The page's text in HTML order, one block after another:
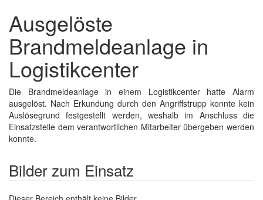
Ausgelöste
Brandmeldeanlage in
Logistikcenter
Die Brandmeldeanlage in einem Logistikcenter hatte Alarm
ausgelöst. Nach Erkundung durch den Angriffstrupp konnte kein
Auslösegrund festgestellt werden, weshalb im Anschluss die
Einsatzstelle dem verantwortlichen Mitarbeiter übergeben werden
konnte.
Bilder zum Einsatz